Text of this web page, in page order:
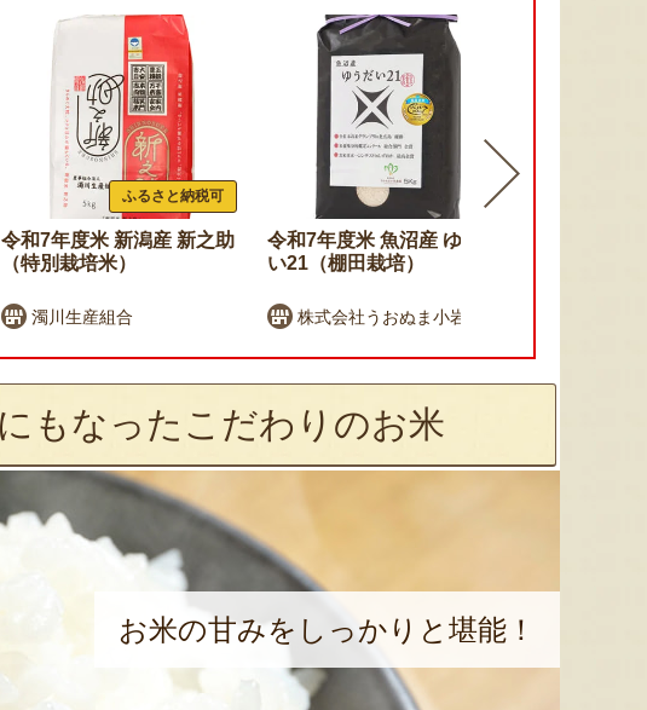
ふるさと納税可
令和7年度米 新潟産 新之助
（特別栽培米）
濁川生産組合
令和7年度米 魚沼産 ゆうだ
い21（棚田栽培）
株式会社うおぬま小岩農園
もなったこだわりのお米
お米の甘みをしっかりと堪能！